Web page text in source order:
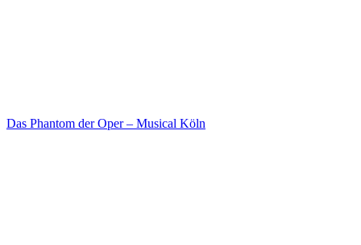
Das Phantom der Oper – Musical Köln